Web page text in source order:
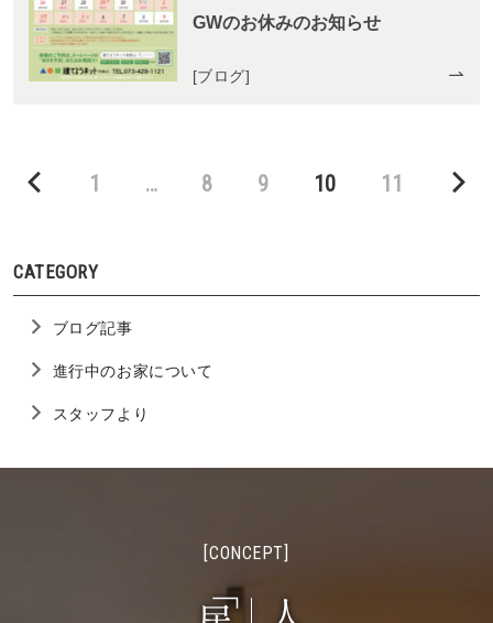
GWのお休みのお知らせ
[ブログ]
Page
1 … Page
8 Page
9 Page
10 Page
11
CATEGORY
ブログ記事
進行中のお家について
スタッフより
[CONCEPT]